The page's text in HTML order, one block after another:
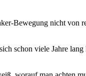
Bewegung nicht von
schon viele Jahre